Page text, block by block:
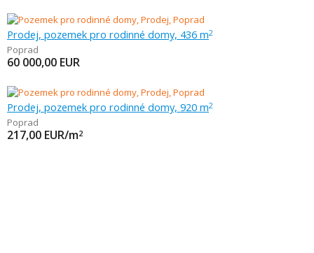
Prodej, pozemek pro rodinné domy, 436 m2
Poprad
60 000,00 EUR
Prodej, pozemek pro rodinné domy, 920 m2
Poprad
217,00 EUR/m2